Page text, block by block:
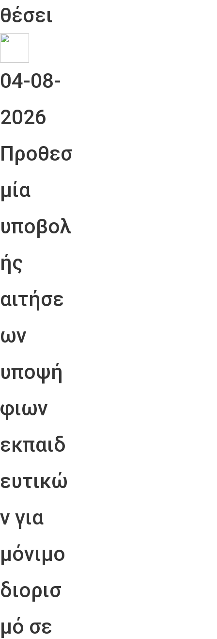
θέσει
04-08-
2026
Προθεσ
μία
υποβολ
ής
αιτήσε
ων
υποψή
φιων
εκπαιδ
ευτικώ
ν για
μόνιμο
διορισ
μό σε